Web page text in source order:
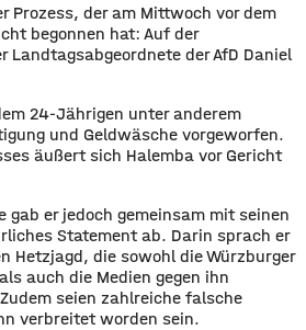
Prozess, der am Mittwoch vor dem
begonnen hat: Auf der
Landtagsabgeordnete der AfD Daniel
24-Jährigen unter anderem
und Geldwäsche vorgeworfen.
äußert sich Halemba vor Gericht
gab er jedoch gemeinsam mit seinen
Statement ab. Darin sprach er
Hetzjagd, die sowohl die Würzburger
auch die Medien gegen ihn
seien zahlreiche falsche
verbreitet worden sein.